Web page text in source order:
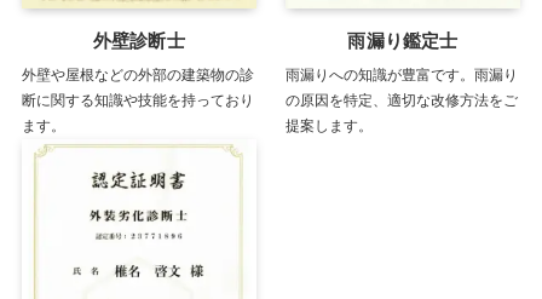
外壁診断士
外壁や屋根などの外部の建築物の診
断に関する知識や技能を持っており
ます。
雨漏り鑑定士
雨漏りへの知識が豊富です。雨漏り
の原因を特定、適切な改修方法をご
提案します。